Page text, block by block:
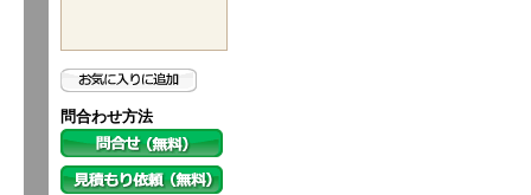
問合わせ方法